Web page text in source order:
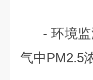
- 环境监
气中PM2.5